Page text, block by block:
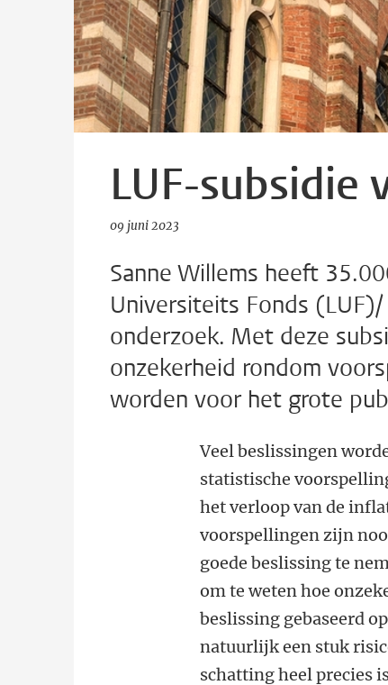
LUF-subsidie
09 juni 2023
Sanne Willems heeft
Universiteits Fonds
onderzoek. Met deze
onzekerheid rondom
worden voor het grote
Veel beslissingen
statistische
het verloop van de
voorspellingen zijn
goede beslissing te
om te weten hoe
beslissing gebaseerd
natuurlijk een stuk
schatting heel precies